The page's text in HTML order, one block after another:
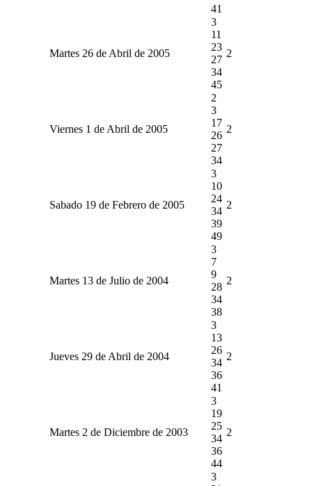
41
Martes 26 de Abril de 2005
3
11
23
27
34
45
2
Viernes 1 de Abril de 2005
2
3
17
26
27
34
2
Sabado 19 de Febrero de 2005
3
10
24
34
39
49
2
Martes 13 de Julio de 2004
3
7
9
28
34
38
2
Jueves 29 de Abril de 2004
3
13
26
34
36
41
2
Martes 2 de Diciembre de 2003
3
19
25
34
36
44
2
3